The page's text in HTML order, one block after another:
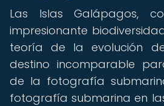
Las Islas Galápagos,
impresionante
teoría de la evolución
destino incomparable
de la fotografía
fotografía submarina en